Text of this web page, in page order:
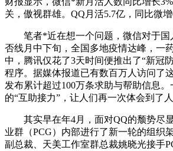
关，傲视群雄。QQ月活5.7亿，同比微增
笔者*近在想一个问题，微信对于国
否线月中下旬，全国多地疫情达峰，一
中，腾讯仅花了3天时间便推出了“新冠
程序。据媒体报道已有数百万人访问了
发布累计超过100万条求助与帮助信息
的“互助接力”，让人们再一次体会到了
其实早在年4月，面对QQ的颓势尽
业群（PCG）内部进行了新一轮的组织
副总裁、天美工作室群总裁姚晓光接手